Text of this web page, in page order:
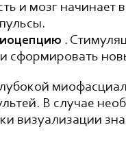
и мозг начинает
.
сформировать
В случае
визуализации